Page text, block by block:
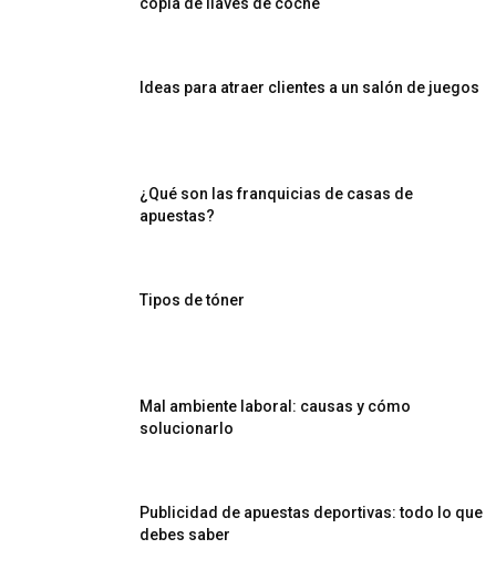
Ideas para atraer clientes a un salón de juegos
¿Qué son las franquicias de casas de
apuestas?
Tipos de tóner
Mal ambiente laboral: causas y cómo
solucionarlo
Publicidad de apuestas deportivas: todo lo que
debes saber